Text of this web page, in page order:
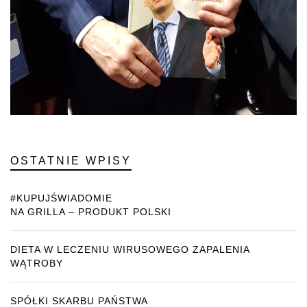
OSTATNIE WPISY
#KUPUJŚWIADOMIE
NA GRILLA – PRODUKT POLSKI
DIETA W LECZENIU WIRUSOWEGO ZAPALENIA
WĄTROBY
SPÓŁKI SKARBU PAŃSTWA